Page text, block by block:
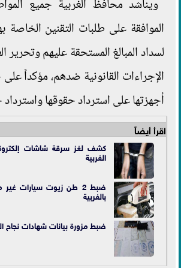
ويناشد محافظ الغربية جميع
الموافقة على طلبات التقنين الخاصة
لسداد المبالغ المستحقة عليهم وتحرير
الإجراءات القانونية ضدهم، مؤكداً
أجهزتها على استرداد حقوقها
اقرأ أيضاً
كشف لغز سرقة شاشات
الغربية
ضبط 2 طن زيوت سيارات
بالغربية
ضبط مزورة بيانات شهادات نجاح